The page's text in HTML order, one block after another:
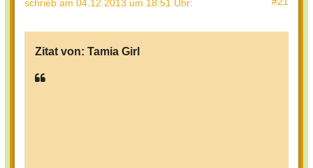
schrieb am 04.12.2013 um 18:51 Uhr:
Zitat von: Tamia Girl